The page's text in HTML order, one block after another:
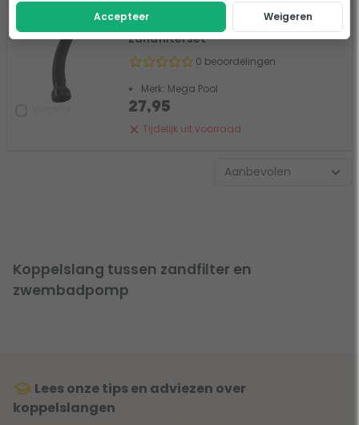
Koppelslang voor FSP 500
zandfilterset
0 beoordelingen
Merk: Mega Pool
Tijdelijk uit voorraad
27,95
Koppelslang tussen zandfilter en
zwembadpomp
Lees onze tips en adviezen over
koppelslangen
Accepteer Weigeren